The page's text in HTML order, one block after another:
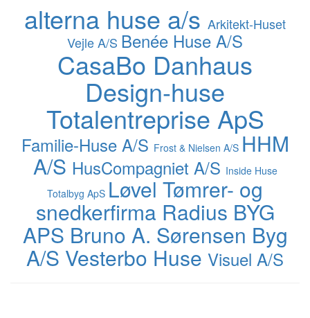
alterna huse a/s Arkitekt-Huset
Vejle A/S Benée Huse A/S
CasaBo Danhaus
Design-huse
Totalentreprise ApS
Familie-Huse A/S Frost & Nielsen A/S HHM
A/S HusCompagniet A/S Inside Huse
Totalbyg ApS Løvel Tømrer- og
snedkerfirma Radius BYG
APS Bruno A. Sørensen Byg
A/S Vesterbo Huse Visuel A/S